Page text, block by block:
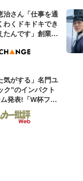
治さん「仕事を通
わくドキドキでき
たんです」創業来
ティ
気がする」名門ユ
ク”のインパクト
発表!「W杯フラ
色違いを感じさせ